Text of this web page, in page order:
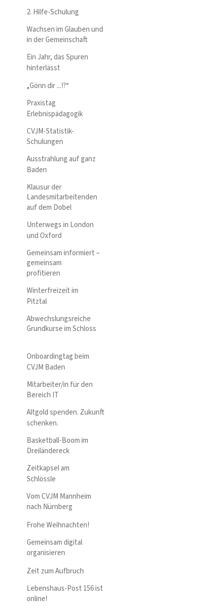
2. Hilfe-Schulung
Wachsen im Glauben und
in der Gemeinschaft
Ein Jahr, das Spuren
hinterlässt
„Gönn dir ...!?“
Praxistag
Erlebnispädagogik
CVJM-Statistik-
Schulungen
Ausstrahlung auf ganz
Baden
Klausur der
Landesmitarbeitenden
auf dem Dobel
Unterwegs in London
und Oxford
Gemeinsam informiert –
gemeinsam
profitieren
Winterfreizeit im
Pitztal
Abwechslungsreiche
Grundkurse im Schloss
Onboardingtag beim
CVJM Baden
Mitarbeiter/in für den
Bereich IT
Altgold spenden. Zukunft
schenken.
Basketball-Boom im
Dreiländereck
Zeitkapsel am
Schlössle
Vom CVJM Mannheim
nach Nürnberg
Frohe Weihnachten!
Gemeinsam digital
organisieren
Zeit zum Aufbruch
Lebenshaus-Post 156 ist
online!